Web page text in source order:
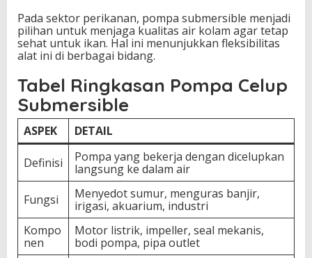
Pada sektor perikanan, pompa submersible menjadi
pilihan untuk menjaga kualitas air kolam agar tetap
sehat untuk ikan. Hal ini menunjukkan fleksibilitas
alat ini di berbagai bidang.
Tabel Ringkasan Pompa Celup
Submersible
ASPEK DETAIL
Definisi
Pompa yang bekerja dengan dicelupkan
langsung ke dalam air
Fungsi
Menyedot sumur, menguras banjir,
irigasi, akuarium, industri
Kompo
nen
Motor listrik, impeller, seal mekanis,
bodi pompa, pipa outlet